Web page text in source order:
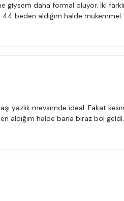
giysem daha formal oluyor. İki
beden aldığım halde
yazlık mevsimde ideal. Fakat
halde bana biraz bol